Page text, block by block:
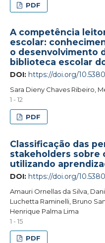
PDF
A competência
escolar:
o desenvolvimento
biblioteca escolar
DOI: https://doi.org/
Sara Dieny Chaves Ribeiro,
1 - 12
PDF
Classificação das
stakeholders sobre
utilizando
DOI: https://doi.org/
Amauri Ornellas da Silva,
Luchetta Raminelli, Bruno
Henrique Palma Lima
1 - 15
PDF